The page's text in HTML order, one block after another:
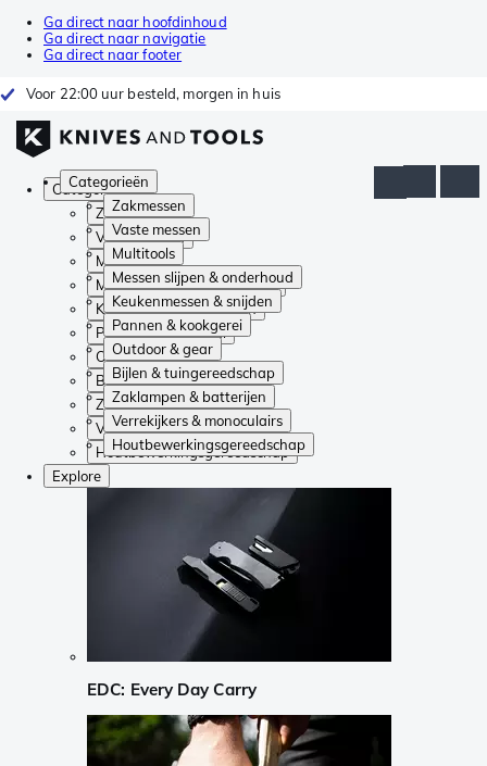
Ga direct naar hoofdinhoud
Ga direct naar navigatie
Ga direct naar footer
Voor 22:00 uur besteld, morgen in huis
Categorieën
Zakmessen
Vaste messen
Multitools
Messen slijpen & onderhoud
Keukenmessen & snijden
Pannen & kookgerei
Outdoor & gear
Bijlen & tuingereedschap
Zaklampen & batterijen
Verrekijkers & monoculairs
Houtbewerkingsgereedschap
Categorieën
Zakmessen
Vaste messen
Multitools
Messen slijpen & onderhoud
Keukenmessen & snijden
Pannen & kookgerei
Outdoor & gear
Bijlen & tuingereedschap
Zaklampen & batterijen
Verrekijkers & monoculairs
Houtbewerkingsgereedschap
Explore
EDC: Every Day Carry